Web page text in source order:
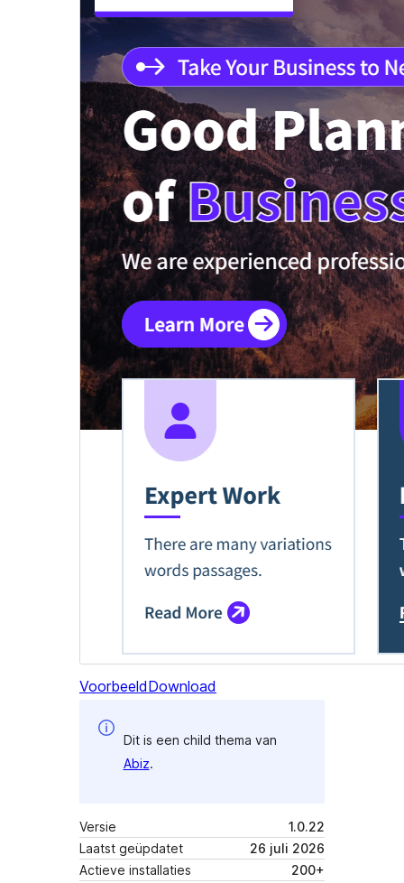
VoorbeeldDownload
Dit is een child thema van
Abiz.
Versie
1.0.22
Laatst geüpdatet
26 juli 2026
Actieve installaties
200+